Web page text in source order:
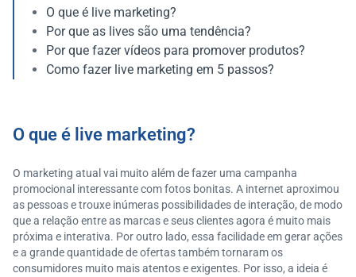
O que é live marketing?
Por que as lives são uma tendência?
Por que fazer vídeos para promover produtos?
Como fazer live marketing em 5 passos?
O que é live marketing?
O marketing atual vai muito além de fazer uma campanha
promocional interessante com fotos bonitas. A internet aproximou
as pessoas e trouxe inúmeras possibilidades de interação, de modo
que a relação entre as marcas e seus clientes agora é muito mais
próxima e interativa. Por outro lado, essa facilidade em gerar ações
e a grande quantidade de ofertas também tornaram os
consumidores muito mais atentos e exigentes. Por isso, a ideia é